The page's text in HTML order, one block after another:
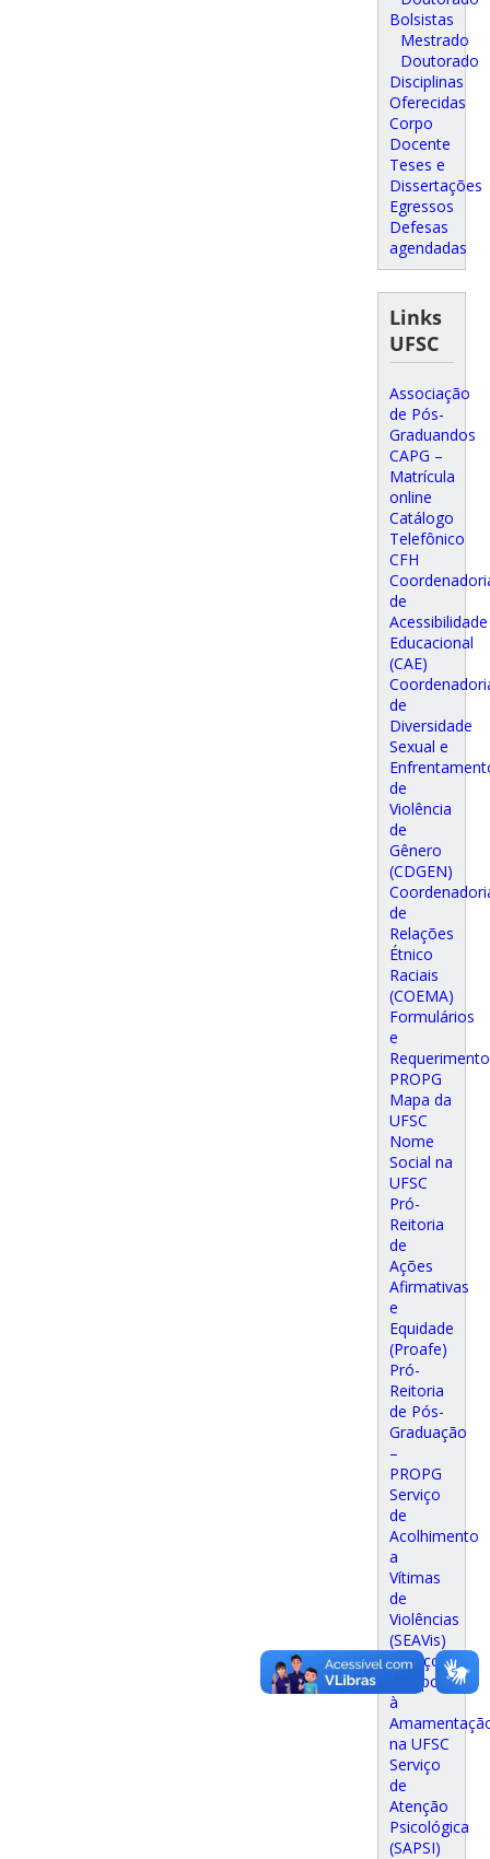
Bolsistas
Mestrado
Doutorado
Disciplinas
Oferecidas
Corpo
Docente
Teses e
Dissertações
Egressos
Defesas
agendadas
Links
UFSC
Associação
de Pós-
Graduandos
CAPG –
Matrícula
online
Catálogo
Telefônico
CFH
de
Acessibilidade
Educacional
(CAE)
de
Diversidade
Sexual e
de
Violência
de
Gênero
(CDGEN)
de
Relações
Étnico
Raciais
(COEMA)
Formulários
e
PROPG
Mapa da
UFSC
Nome
Social na
UFSC
Pró-
Reitoria
de
Ações
Afirmativas
e
Equidade
(Proafe)
Pró-
Reitoria
de Pós-
Graduação
–
PROPG
Serviço
de
Acolhimento
a
Vítimas
de
Violências
(SEAVis)
Serviço
de Apoio
à
na UFSC
Serviço
de
Atenção
Psicológica
(SAPSI)